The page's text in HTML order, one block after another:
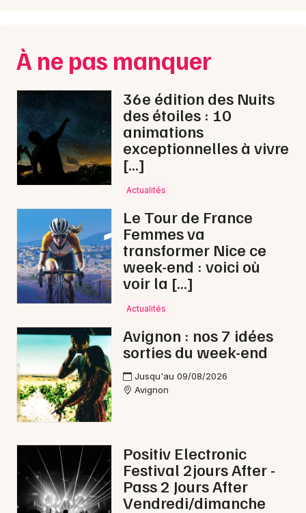
À ne pas manquer
36e édition des Nuits
des étoiles : 10
animations
exceptionnelles à vivre
[…]
Actualités
Le Tour de France
Femmes va
transformer Nice ce
week-end : voici où
voir la […]
Actualités
Avignon : nos 7 idées
sorties du week-end
Jusqu'au 09/08/2026
Avignon
Positiv Electronic
Festival 2jours After -
Pass 2 Jours After
Vendredi/dimanche